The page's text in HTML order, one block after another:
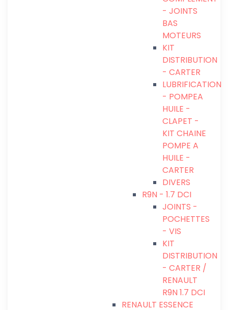
- JOINTS
BAS
MOTEURS
KIT
DISTRIBUTION
- CARTER
LUBRIFICATION
- POMPEA
HUILE -
CLAPET -
KIT CHAINE
POMPE A
HUILE -
CARTER
DIVERS
R9N - 1.7 DCI
JOINTS -
POCHETTES
- VIS
KIT
DISTRIBUTION
- CARTER /
RENAULT
R9N 1.7 DCI
RENAULT ESSENCE